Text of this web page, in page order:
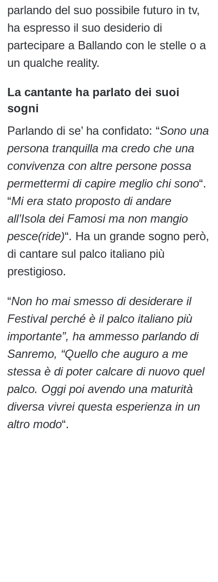
parlando del suo possibile futuro in tv,
ha espresso il suo desiderio di
partecipare a Ballando con le stelle o a
un qualche reality.
La cantante ha parlato dei suoi
sogni
Parlando di se’ ha confidato: “Sono una
persona tranquilla ma credo che una
convivenza con altre persone possa
permettermi di capire meglio chi sono“.
“Mi era stato proposto di andare
all’Isola dei Famosi ma non mangio
pesce(ride)“. Ha un grande sogno però,
di cantare sul palco italiano più
prestigioso.
“Non ho mai smesso di desiderare il
Festival perché è il palco italiano più
importante”, ha ammesso parlando di
Sanremo, “Quello che auguro a me
stessa è di poter calcare di nuovo quel
palco. Oggi poi avendo una maturità
diversa vivrei questa esperienza in un
altro modo“.